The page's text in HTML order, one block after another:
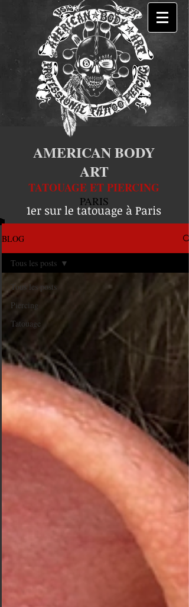
AMERICAN BODY
ART
TATOUAGE ET PIERCING
PARIS
1er sur le tatouage à Paris
BLOG
Tous les posts
Piercing
Tatouage
Tous les posts